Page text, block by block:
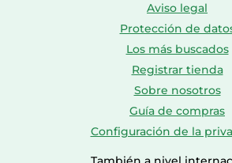
Aviso legal
Protección de
Los más buscados
Registrar tienda
Sobre nosotros
Guía de compras
Configuración de la